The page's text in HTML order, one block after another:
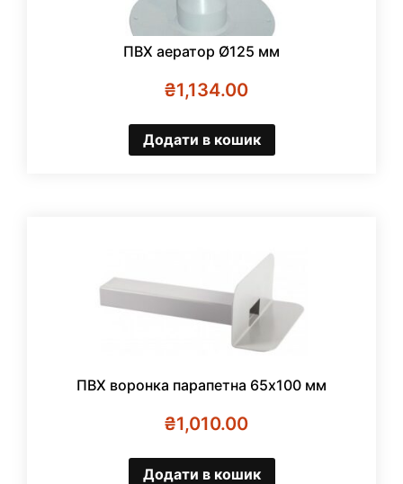
ПВХ аератор Ø125 мм
₴1,134.00
Додати в кошик
ПВХ воронка парапетна 65х100 мм
₴1,010.00
Додати в кошик